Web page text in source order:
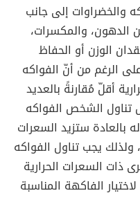
والخضراوات إلى جانب
الدهون، والمكسرات،
الوزن أو الحفاظ
الرغم من أنّ الفواكه
أقلّ مُقارنةً بالعديد
تناول الشخص الفواكه
بالعادة ستزيد السعرات
ولذلك يجب تناول الفواكه
ذات السعرات الحرارية
الفاكهة المناسبة